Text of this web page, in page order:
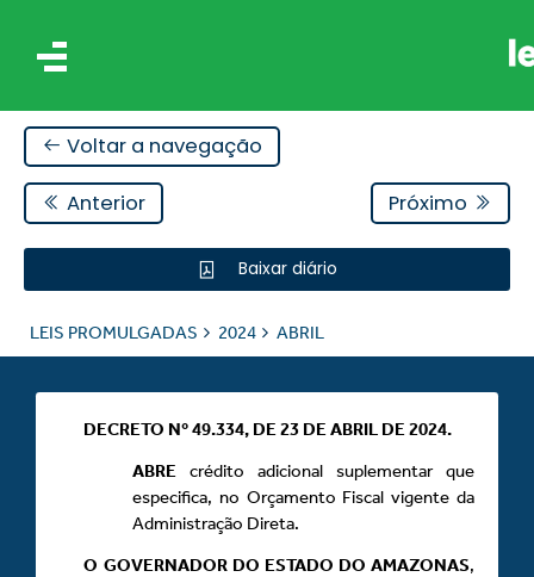
Voltar a navegação
Anterior Próximo
Baixar diário
LEIS PROMULGADAS 2024 ABRIL
DECRETO Nº 49.334, DE 23 DE ABRIL DE 2024.
ABRE crédito adicional suplementar que
especifica, no Orçamento Fiscal vigente da
Administração Direta.
O GOVERNADOR DO ESTADO DO AMAZONAS,